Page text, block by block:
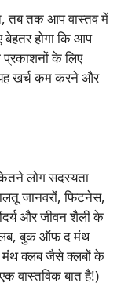
तब तक आप वास्तव में
होगा कि आप
के लिए
खर्च कम करने और
लोग सदस्यता
जानवरों, फिटनेस,
और जीवन शैली के
क्लब, बुक ऑफ द मंथ
क्लब जैसे क्लबों के
वास्तविक बात है!)